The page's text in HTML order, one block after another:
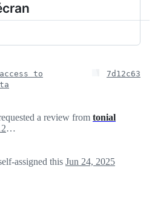
to
7d12c63
a review from tonial
June 24, 2025 12:55
assigned this Jun 24, 2025